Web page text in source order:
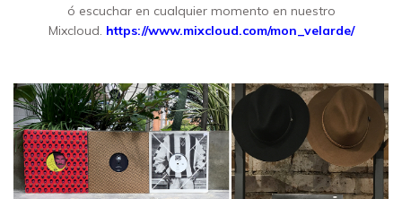
ó escuchar en cualquier momento en nuestro
Mixcloud. https://www.mixcloud.com/mon_velarde/